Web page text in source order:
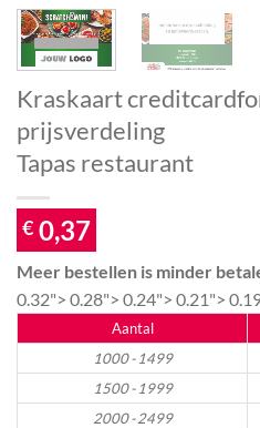
Kraskaart
prijsverdeling
Tapas restaurant
€ 0,37
Meer bestellen is minder
0.32"> 0.28"> 0.24"> 0.21">
Aantal
1000 - 1499
1500 - 1999
2000 - 2499